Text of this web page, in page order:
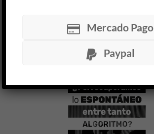
Deportado del Otro...Mercado Pago
Paypal